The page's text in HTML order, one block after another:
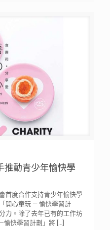
推動青少年愉快學
首度合作支持青少年愉快學
開心童玩 — 愉快學習計
力。除了去年已有的工作坊
愉快學習計劃」將[…]